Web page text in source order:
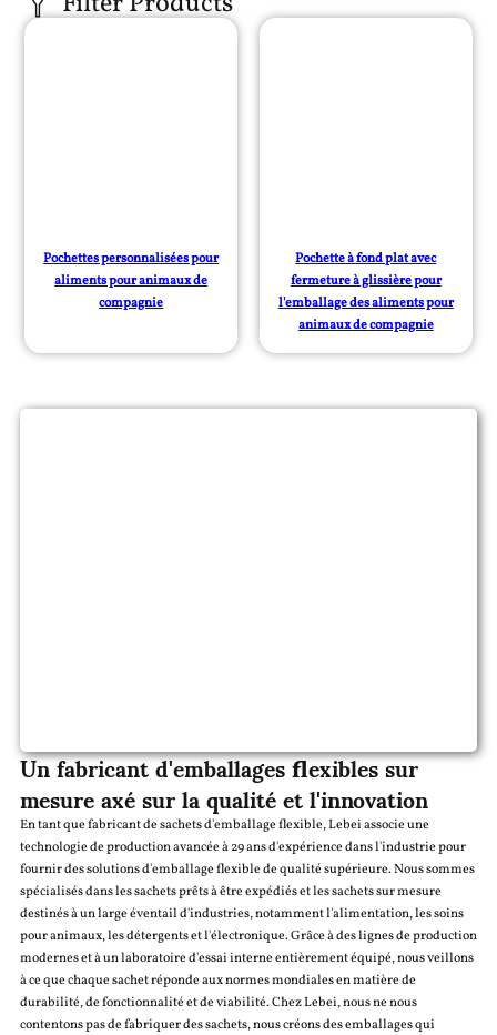
Pochettes personnalisées pour
aliments pour animaux de
compagnie
Pochette à fond plat avec
fermeture à glissière pour
l'emballage des aliments pour
animaux de compagnie
Un fabricant d'emballages flexibles sur
mesure axé sur la qualité et l'innovation
En tant que fabricant de sachets d'emballage flexible, Lebei associe une
technologie de production avancée à 29 ans d'expérience dans l'industrie pour
fournir des solutions d'emballage flexible de qualité supérieure. Nous sommes
spécialisés dans les sachets prêts à être expédiés et les sachets sur mesure
destinés à un large éventail d'industries, notamment l'alimentation, les soins
pour animaux, les détergents et l'électronique. Grâce à des lignes de production
modernes et à un laboratoire d'essai interne entièrement équipé, nous veillons
à ce que chaque sachet réponde aux normes mondiales en matière de
durabilité, de fonctionnalité et de viabilité. Chez Lebei, nous ne nous
contentons pas de fabriquer des sachets, nous créons des emballages qui